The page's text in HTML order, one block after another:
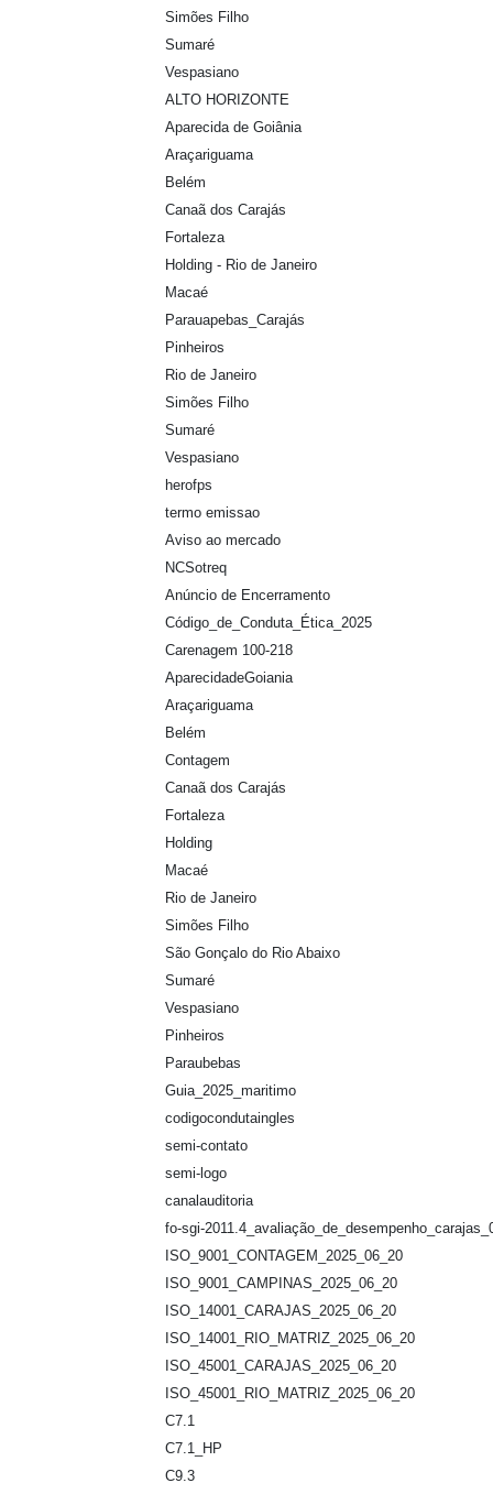
Simões Filho
Sumaré
Vespasiano
ALTO HORIZONTE
Aparecida de Goiânia
Araçariguama
Belém
Canaã dos Carajás
Fortaleza
Holding - Rio de Janeiro
Macaé
Parauapebas_Carajás
Pinheiros
Rio de Janeiro
Simões Filho
Sumaré
Vespasiano
herofps
termo emissao
Aviso ao mercado
NCSotreq
Anúncio de Encerramento
Código_de_Conduta_Ética_2025
Carenagem 100-218
AparecidadeGoiania
Araçariguama
Belém
Contagem
Canaã dos Carajás
Fortaleza
Holding
Macaé
Rio de Janeiro
Simões Filho
São Gonçalo do Rio Abaixo
Sumaré
Vespasiano
Pinheiros
Paraubebas
Guia_2025_maritimo
codigocondutaingles
semi-contato
semi-logo
canalauditoria
fo-sgi-
ISO_9001_CONTAGEM_2025_06_20
ISO_9001_CAMPINAS_2025_06_20
ISO_14001_CARAJAS_2025_06_20
ISO_14001_RIO_MATRIZ_2025_06_20
ISO_45001_CARAJAS_2025_06_20
ISO_45001_RIO_MATRIZ_2025_06_20
C7.1
C7.1_HP
C9.3